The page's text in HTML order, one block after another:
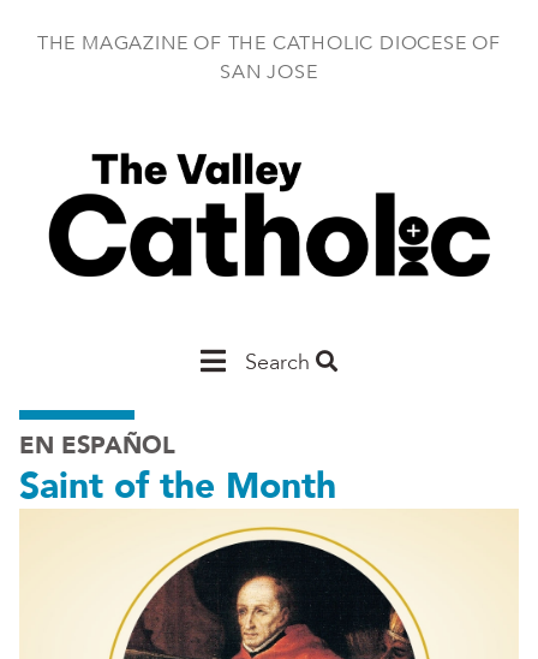
THE MAGAZINE OF THE CATHOLIC DIOCESE OF
SAN JOSE
MainSearch
EN ESPAÑOL
Saint of the Month